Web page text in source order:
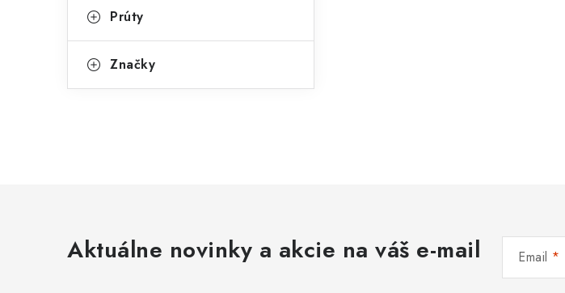
Prúty
Značky
Aktuálne novinky a akcie na váš e-mail Email